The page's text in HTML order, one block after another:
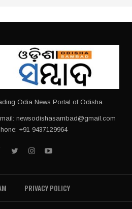
Odia News Portal of Odisha.
newsodishasambad@gmail.com
+91 9437129964
PRIVACY POLICY